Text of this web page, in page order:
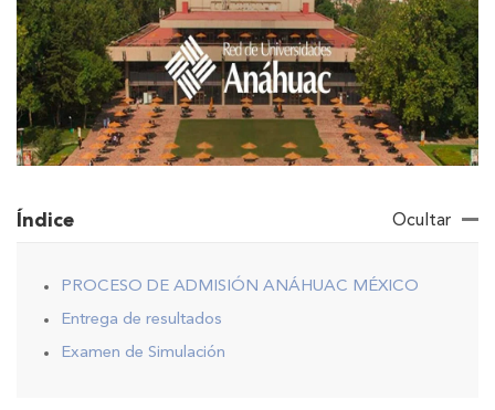
Índice Ocultar
PROCESO DE ADMISIÓN ANÁHUAC MÉXICO
Entrega de resultados
Examen de Simulación